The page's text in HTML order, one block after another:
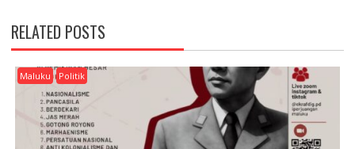
N
A
V
G
RELATED POSTS
Maluku Politik